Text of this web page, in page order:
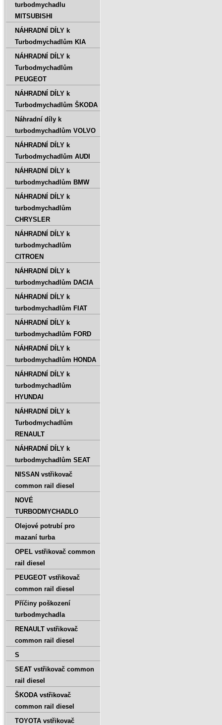
turbodmychadlu
MITSUBISHI
NÁHRADNÍ DÍLY k
Turbodmychadlům KIA
NÁHRADNÍ DÍLY k
Turbodmychadlům
PEUGEOT
NÁHRADNÍ DÍLY k
Turbodmychadlům ŠKODA
Náhradní díly k
turbodmychadlům VOLVO
NÁHRADNÍ DÍLY k
Turbodmychadlům AUDI
NÁHRADNÍ DÍLY k
turbodmychadlům BMW
NÁHRADNÍ DÍLY k
turbodmychadlům
CHRYSLER
NÁHRADNÍ DÍLY k
turbodmychadlům
CITROEN
NÁHRADNÍ DÍLY k
turbodmychadlům DACIA
NÁHRADNÍ DÍLY k
turbodmychadlům FIAT
NÁHRADNÍ DÍLY k
turbodmychadlům FORD
NÁHRADNÍ DÍLY k
turbodmychadlům HONDA
NÁHRADNÍ DÍLY k
turbodmychadlům
HYUNDAI
NÁHRADNÍ DÍLY k
Turbodmychadlům
RENAULT
NÁHRADNÍ DÍLY k
turbodmychadlům SEAT
NISSAN vstřikovač
common rail diesel
NOVÉ
TURBODMYCHADLO
Olejové potrubí pro
mazaní turba
OPEL vstřikovač common
rail diesel
PEUGEOT vstřikovač
common rail diesel
Příčiny poškození
turbodmychadla
RENAULT vstřikovač
common rail diesel
S
SEAT vstřikovač common
rail diesel
ŠKODA vstřikovač
common rail diesel
TOYOTA vstřikovač